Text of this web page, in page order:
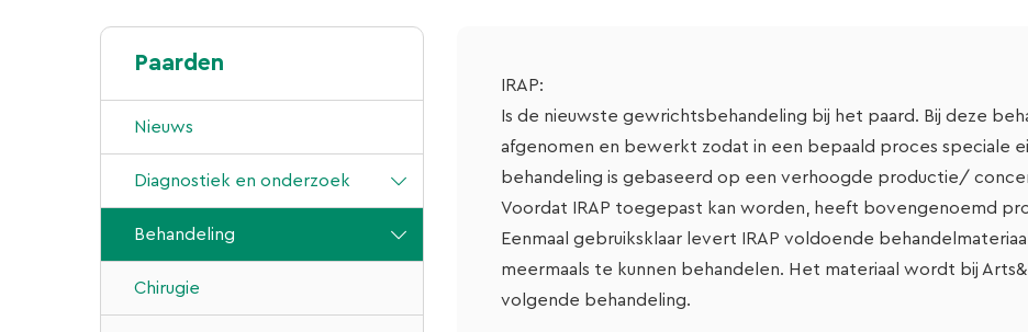
Paarden
Nieuws
Diagnostiek en onderzoek
1e- en 2e lijns
diergeneeskundige zorg
Aan- en verkoopkeuringen
Behandeling
Chirugie
IRAP:
Is de nieuwste gewrichtsbehandeling bij het paard. Bij deze
afgenomen en bewerkt zodat in een bepaald proces speciale
behandeling is gebaseerd op een verhoogde productie/
Voordat IRAP toegepast kan worden, heeft bovengenoemd
Eenmaal gebruiksklaar levert IRAP voldoende
meermaals te kunnen behandelen. Het materiaal wordt bij
volgende behandeling.